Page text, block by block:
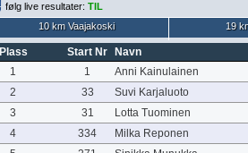
følg live resultater: TIL
10 km Vaajakoski
19
Plass Start Nr
Navn
1
1
Anni Kainulainen
2
33
Suvi Karjaluoto
3
31
Lotta Tuominen
4
334
Milka Reponen